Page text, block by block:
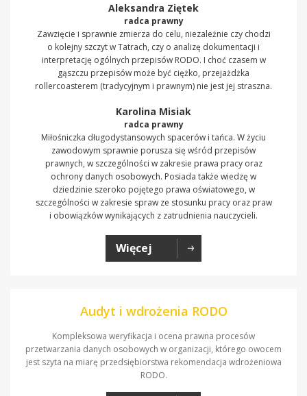
Aleksandra Ziętek
radca prawny
Zawzięcie i sprawnie zmierza do celu, niezależnie czy chodzi
o kolejny szczyt w Tatrach, czy o analizę dokumentacji i
interpretację ogólnych przepisów RODO. I choć czasem w
gąszczu przepisów może być ciężko, przejażdżka
rollercoasterem (tradycyjnym i prawnym) nie jest jej straszna.
Karolina Misiak
radca prawny
Miłośniczka długodystansowych spacerów i tańca. W życiu
zawodowym sprawnie porusza się wśród przepisów
prawnych, w szczególności w zakresie prawa pracy oraz
ochrony danych osobowych. Posiada także wiedzę w
dziedzinie szeroko pojętego prawa oświatowego, w
szczególności w zakresie spraw ze stosunku pracy oraz praw
i obowiązków wynikających z zatrudnienia nauczycieli.
Więcej
Audyt i wdrożenia RODO
Kompleksowa weryfikacja i ocena prawna procesów
przetwarzania danych osobowych w organizacji, którego owocem
jest szyta na miarę przedsiębiorstwa rekomendacja wdrożeniowa
RODO.